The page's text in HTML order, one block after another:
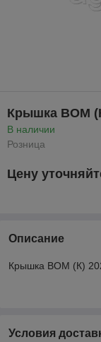
Крышка ВОМ
В наличии
Розница
Цену
Описание
Крышка ВОМ (К)
Условия